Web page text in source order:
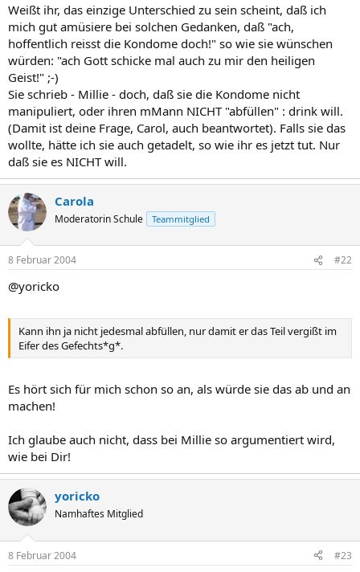
Weißt ihr, das einzige Unterschied zu sein scheint, daß ich
mich gut amüsiere bei solchen Gedanken, daß "ach,
hoffentlich reisst die Kondome doch!" so wie sie wünschen
würden: "ach Gott schicke mal auch zu mir den heiligen
Geist!" ;-)
Sie schrieb - Millie - doch, daß sie die Kondome nicht
manipuliert, oder ihren mMann NICHT "abfüllen" : drink will.
(Damit ist deine Frage, Carol, auch beantwortet). Falls sie das
wollte, hätte ich sie auch getadelt, so wie ihr es jetzt tut. Nur
daß sie es NICHT will.
Carola
Moderatorin Schule Teammitglied
8 Februar 2004 #22
@yoricko
Kann ihn ja nicht jedesmal abfüllen, nur damit er das Teil vergißt im
Eifer des Gefechts*g*.
Es hört sich für mich schon so an, als würde sie das ab und an
machen!
Ich glaube auch nicht, dass bei Millie so argumentiert wird,
wie bei Dir!
yoricko
Namhaftes Mitglied
8 Februar 2004 #23